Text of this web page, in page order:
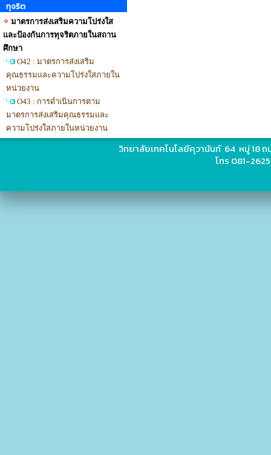
ทุจริต
มาตรการส่งเสริมความโปร่งใส
และป้องกันการทุจริตภายในสถาน
ศึกษา
O42 : มาตรการส่งเสริม
คุณธรรมและความโปร่งใสภายใน
หน่วยงาน
O43 : การดำเนินการตาม
มาตรการส่งเสริมคุณธรรมและ
ความโปร่งใสภายในหน่วยงาน
วิทยาลัยเทคโนโลยีคุวานันท์ 64 หมู่ 18
โทร 081-